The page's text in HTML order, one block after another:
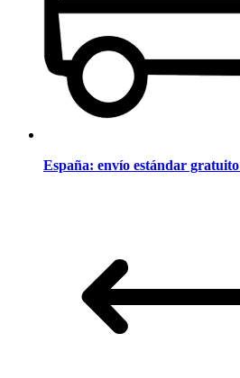
España: envío estándar gratuito